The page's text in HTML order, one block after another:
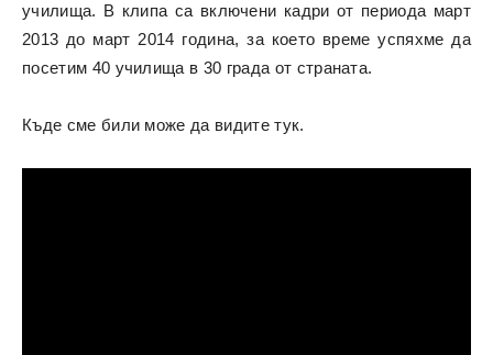
училища. В клипа са включени кадри от периода март
2013 до март 2014 година, за което време успяхме да
посетим 40 училища в 30 града от страната.
Къде сме били може да видите тук.